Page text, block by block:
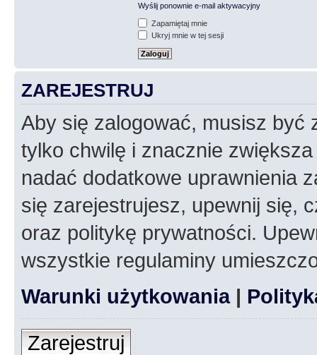
Wyślij ponownie e-mail aktywacyjny
Zapamiętaj mnie
Ukryj mnie w tej sesji
ZAREJESTRUJ
Aby się zalogować, musisz być
tylko chwilę i znacznie
nadać dodatkowe uprawnienia
się zarejestrujesz, upewnij się,
oraz politykę prywatności.
wszystkie regulaminy
Warunki użytkowania|
Zarejestruj